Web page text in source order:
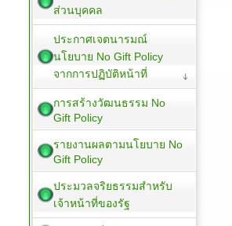
ส่วนบุคคล
ประกาศเจตนารมณ์
นโยบาย No Gift Policy
จากการปฏิบัติหน้าที่
การสร้างวัฒนธรรม No
Gift Policy
รายงานผลตามนโยบาย No
Gift Policy
ประมวลจริยธรรมสำหรับ
เจ้าหน้าที่ของรัฐ